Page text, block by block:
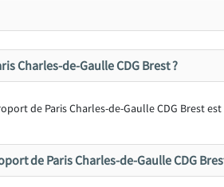
Charles-de-Gaulle CDG Brest ?
de Paris Charles-de-Gaulle CDG Brest
de Paris Charles-de-Gaulle CDG